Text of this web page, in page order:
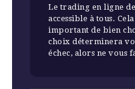
Le trading en ligne
accessible à tous.
important de bien
choix déterminera
échec, alors ne vous